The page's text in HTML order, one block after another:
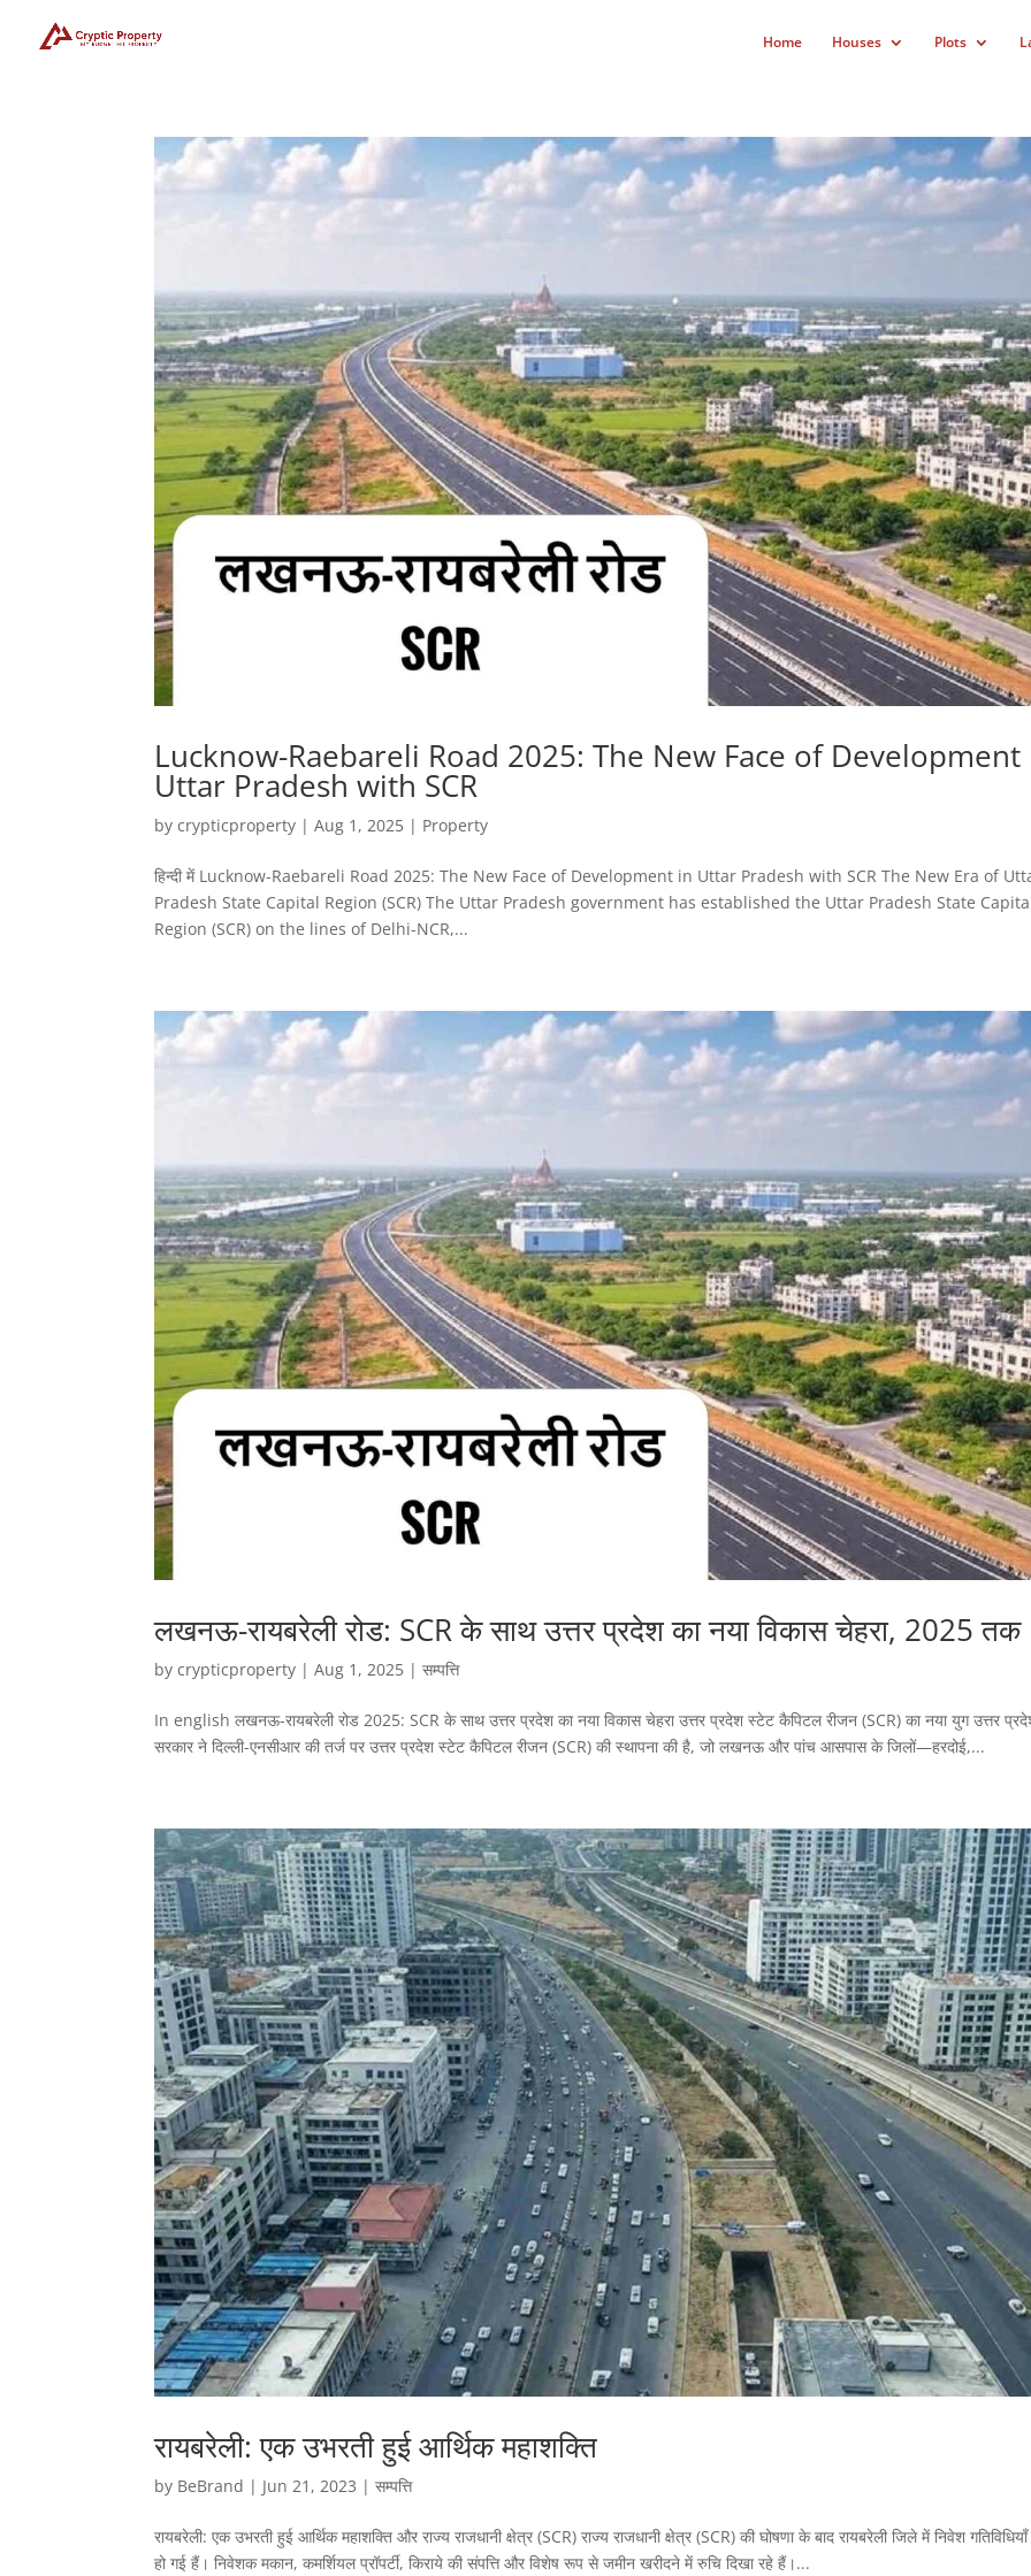
Home Houses Plots
Lucknow-Raebareli Road 2025: The New Face of Development
Uttar Pradesh with SCR
bycrypticproperty |Aug 1, 2025 | Property
हिन्दी में Lucknow-Raebareli Road 2025: The New Face of Development in Uttar Pradesh with SCR The New Era of
Pradesh State Capital Region (SCR) The Uttar Pradesh government has established the Uttar Pradesh State
Region (SCR) on the lines of Delhi-NCR,...
लखनऊ-रायबरेली रोड: SCR के साथ उत्तर प्रदेश का नया विकास चेहरा, 2025 तक
bycrypticproperty |Aug 1, 2025 |सम्पत्ति
In english लखनऊ-रायबरेली रोड 2025: SCR के साथ उत्तर प्रदेश का नया विकास चेहरा उत्तर प्रदेश स्टेट कैपिटल रीजन (SCR) का नया युग उत्तर
सरकार ने दिल्ली-एनसीआर की तर्ज पर उत्तर प्रदेश स्टेट कैपिटल रीजन (SCR) की स्थापना की है, जो लखनऊ और पांच आसपास के जिलों—हरदोई,...
रायबरेली: एक उभरती हुई आर्थिक महाशक्ति
by BeBrand | Jun 21, 2023 |सम्पत्ति
रायबरेली: एक उभरती हुई आर्थिक महाशक्ति और राज्य राजधानी क्षेत्र (SCR) राज्य राजधानी क्षेत्र (SCR) की घोषणा के बाद रायबरेली जिले में निवेश
हो गई हैं। निवेशक मकान, कमर्शियल प्रॉपर्टी, किराये की संपत्ति और विशेष रूप से जमीन खरीदने में रुचि दिखा रहे हैं।...